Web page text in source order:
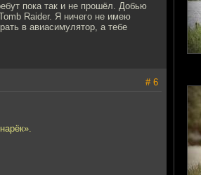
пока так и не прошёл. Добью
Raider. Я ничего не имею
в авиасимулятор, а тебе
# 6